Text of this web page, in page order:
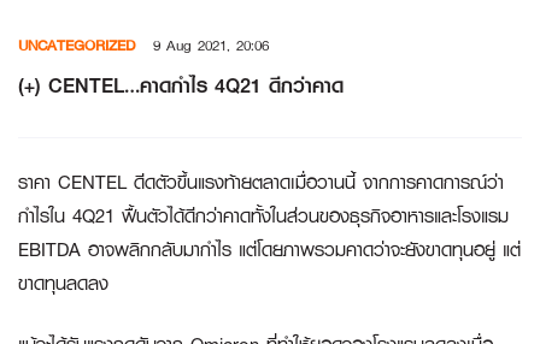
content
UNCATEGORIZED 9 Aug 2021, 20:06
(+) CENTEL…คาดกำไร 4Q21 ดีกว่าคาด
ราคา CENTEL ดีดตัวขึ้นแรงท้ายตลาดเมื่อวานนี้ จากการคาดการณ์ว่า
กำไรใน 4Q21 ฟื้นตัวได้ดีกว่าคาดทั้งในส่วนของธุรกิจอาหารและโรงแรม
EBITDA อาจพลิกกลับมากำไร แต่โดยภาพรวมคาดว่าจะยังขาดทุนอยู่ แต่
ขาดทุนลดลง